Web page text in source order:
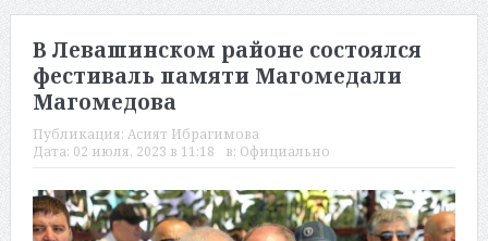
В Левашинском районе состоялся
фестиваль памяти Магомедали
Магомедова
Публикация: Асият Ибрагимова
Дата: 02 июля, 2023 в 11:18 в: Официально